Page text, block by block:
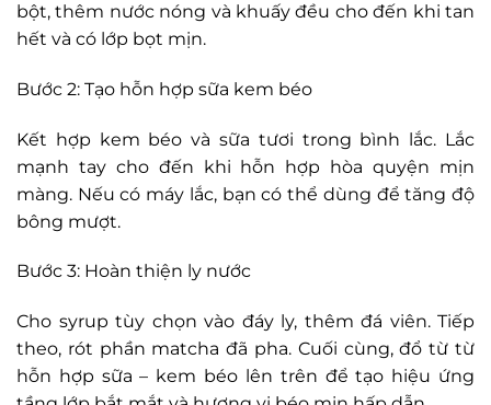
bột, thêm nước nóng và khuấy đều cho đến khi tan
hết và có lớp bọt mịn.
Bước 2: Tạo hỗn hợp sữa kem béo
Kết hợp kem béo và sữa tươi trong bình lắc. Lắc
mạnh tay cho đến khi hỗn hợp hòa quyện mịn
màng. Nếu có máy lắc, bạn có thể dùng để tăng độ
bông mượt.
Bước 3: Hoàn thiện ly nước
Cho syrup tùy chọn vào đáy ly, thêm đá viên. Tiếp
theo, rót phần matcha đã pha. Cuối cùng, đổ từ từ
hỗn hợp sữa – kem béo lên trên để tạo hiệu ứng